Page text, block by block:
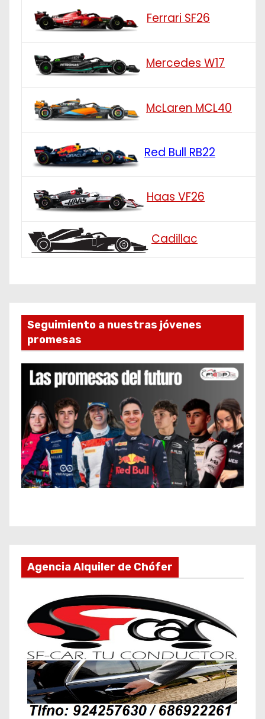
Ferrari SF26
Mercedes W17
McLaren MCL40
Red Bull RB22
Haas VF26
Cadillac
Seguimiento a nuestras jóvenes
promesas
Agencia Alquiler de Chófer